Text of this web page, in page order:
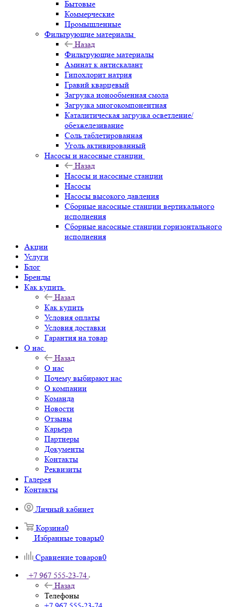
Бытовые
Коммерческие
Промышленные
Фильтрующие материалы
Назад
Фильтрующие материалы
Аминат к антискалант
Гипохлорит натрия
Гравий кварцевый
Загрузка ионообменная смола
Загрузка многокомпонентная
Каталитическая загрузка осветление/
обезжелезивание
Соль таблетированная
Уголь активированный
Насосы и насосные станции
Назад
Насосы и насосные станции
Насосы
Насосы высокого давления
Сборные насосные станции вертикального
исполнения
Сборные насосные станции горизонтального
исполнения
Акции
Услуги
Блог
Бренды
Как купить
Назад
Как купить
Условия оплаты
Условия доставки
Гарантия на товар
О нас
Назад
О нас
Почему выбирают нас
О компании
Команда
Новости
Отзывы
Карьера
Партнеры
Документы
Контакты
Реквизиты
Галерея
Контакты
Личный кабинет
Корзина0
Избранные товары0
Сравнение товаров0
+7 967 555-23-74
Назад
Телефоны